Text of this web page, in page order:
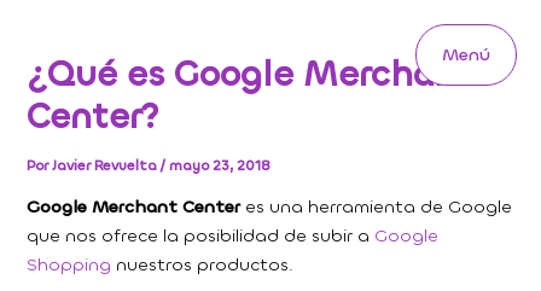
contenido
Main
Menú
¿Qué es Google Merchant
Center?
PorJavier Revuelta/mayo 23, 2018
Google Merchant Centeres una herramienta de Google
que nos ofrece la posibilidad de subir a Google
Shopping nuestros productos.